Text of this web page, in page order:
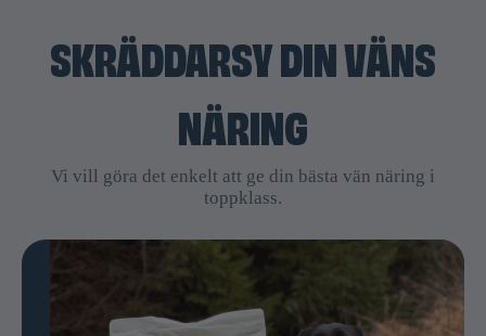
SKRÄDDARSY DIN VÄNS
NÄRING
Vi vill göra det enkelt att ge din bästa vän näring i
toppklass.